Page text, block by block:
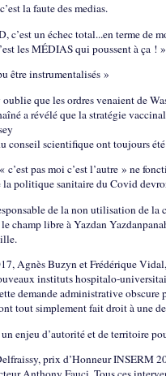
la faute des medias.
c’est un échec total...en terme de
les MÉDIAS qui poussent à ça ! »
être instrumentalisés »
que les ordres venaient de
a révélé que la stratégie
conseil scientifique ont toujours
c’est pas moi c’est l’autre » ne
la politique sanitaire du Covid
de la non utilisation de la
champ libre à Yazdan
Agnès Buzyn et Frédérique
instituts hospitalo-
demande administrative obscure
tout simplement fait droit à une
enjeu d’autorité et de territoire
prix d’Honneur INSERM